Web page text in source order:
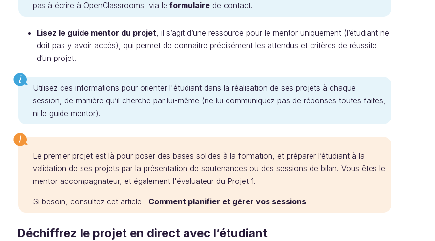
pas à écrire à OpenClassrooms, via le formulaire de contact.
Lisez le guide mentor du projet, il s’agit d’une ressource pour le mentor uniquement (l’étudiant ne
doit pas y avoir accès), qui permet de connaître précisément les attendus et critères de réussite
d’un projet.
Utilisez ces informations pour orienter l'étudiant dans la réalisation de ses projets à chaque
session, de manière qu’il cherche par lui-même (ne lui communiquez pas de réponses toutes faites,
ni le guide mentor).
Le premier projet est là pour poser des bases solides à la formation, et préparer l’étudiant à la
validation de ses projets par la présentation de soutenances ou des sessions de bilan. Vous êtes le
mentor accompagnateur, et également l'évaluateur du Projet 1.
Si besoin, consultez cet article : Comment planifier et gérer vos sessions
Déchiffrez le projet en direct avec l’étudiant